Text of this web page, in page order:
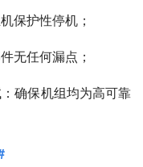
保护性停机；
无任何漏点；
确保机组均为高可靠